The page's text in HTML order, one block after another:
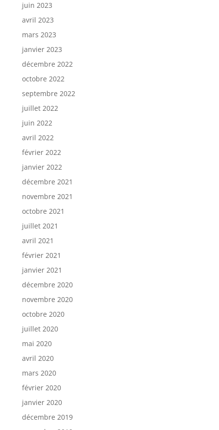
juin 2023
avril 2023
mars 2023
janvier 2023
décembre 2022
octobre 2022
septembre 2022
juillet 2022
juin 2022
avril 2022
février 2022
janvier 2022
décembre 2021
novembre 2021
octobre 2021
juillet 2021
avril 2021
février 2021
janvier 2021
décembre 2020
novembre 2020
octobre 2020
juillet 2020
mai 2020
avril 2020
mars 2020
février 2020
janvier 2020
décembre 2019